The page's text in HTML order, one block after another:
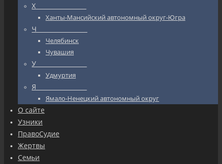
Х_________________
Ханты-Мансийский автономный округ-Югра
Ч_________________
Челябинск
Чувашия
У_________________
Удмуртия
Я_________________
Ямало-Ненецкий автономный округ
О сайте
Узники
ПравоСудие
Жертвы
Семьи